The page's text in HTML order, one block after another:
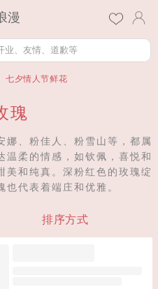
漫
七夕情人节鲜花
瑰
娜、粉佳人、粉雪山等，都属
温柔的情感，如钦佩，喜悦和
美和纯真。深粉红色的玫瑰绽
也代表着端庄和优雅。
排序方式